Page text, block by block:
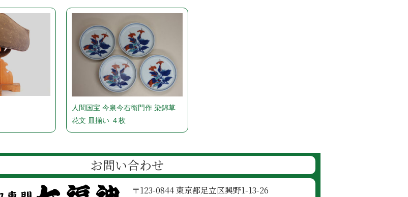
人間国宝 今泉今右衛門作 染錦草
花文 皿揃い ４枚
お問い合わせ
〒123-0844 東京都足立区興野1-13-26